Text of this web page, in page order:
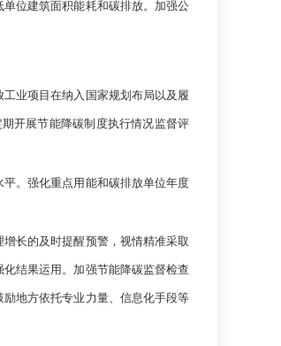
位建筑面积能耗和碳排放。加强公
业项目在纳入国家规划布局以及履
开展节能降碳制度执行情况监督评
。强化重点用能和碳排放单位年度
长的及时提醒预警，视情精准采取
结果运用。加强节能降碳监督检查
地方依托专业力量、信息化手段等